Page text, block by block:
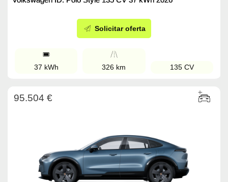
Solicitar oferta
37 kWh 326 km 135 CV
95.504 €